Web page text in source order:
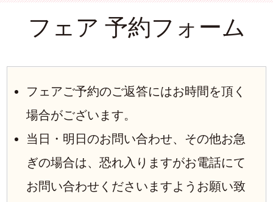
フェア 予約フォーム
フェアご予約のご返答にはお時間を頂く
場合がございます。
当日・明日のお問い合わせ、その他お急
ぎの場合は、恐れ入りますがお電話にて
お問い合わせくださいますようお願い致